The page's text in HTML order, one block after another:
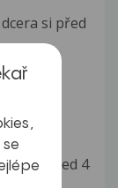
si před
let. před 4